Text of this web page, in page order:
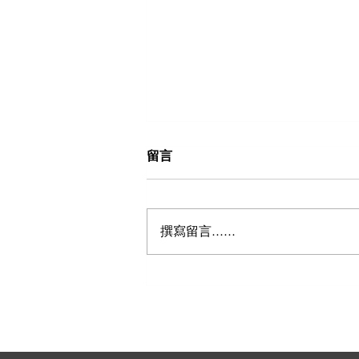
留言
撰寫留言......